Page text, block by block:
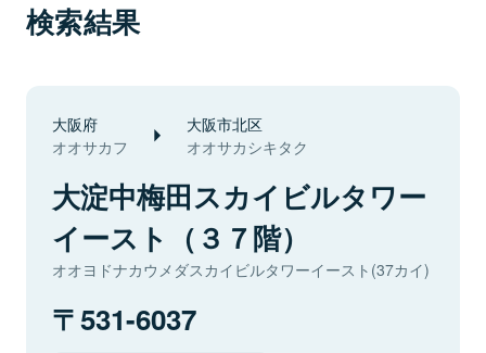
検索結果
大阪府
オオサカフ
大阪市北区
オオサカシキタク
大淀中梅田スカイビルタワー
イースト（３７階）
オオヨドナカウメダスカイビルタワーイースト(37カイ)
531-6037